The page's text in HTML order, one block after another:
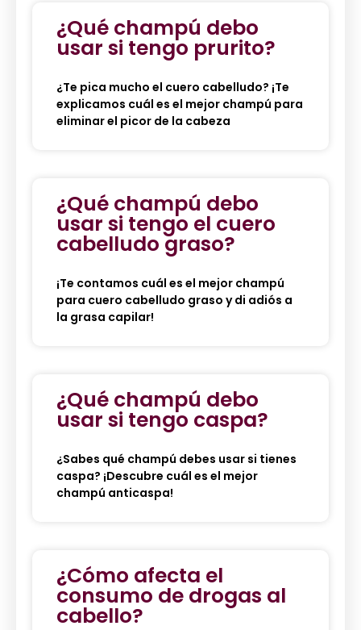
¿Qué champú debo
usar si tengo prurito?
¿Te pica mucho el cuero cabelludo? ¡Te
explicamos cuál es el mejor champú para
eliminar el picor de la cabeza
¿Qué champú debo
usar si tengo el cuero
cabelludo graso?
¡Te contamos cuál es el mejor champú
para cuero cabelludo graso y di adiós a
la grasa capilar!
¿Qué champú debo
usar si tengo caspa?
¿Sabes qué champú debes usar si tienes
caspa? ¡Descubre cuál es el mejor
champú anticaspa!
¿Cómo afecta el
consumo de drogas al
cabello?